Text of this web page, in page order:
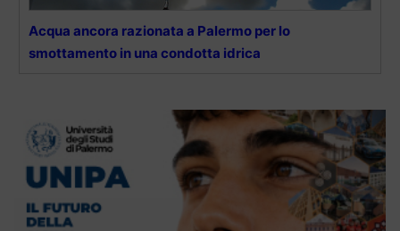
Acqua ancora razionata a Palermo per lo
smottamento in una condotta idrica